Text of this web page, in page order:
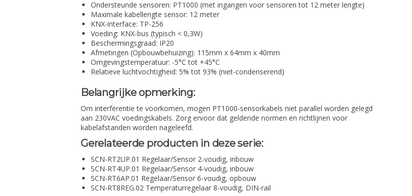
Ondersteunde sensoren: PT1000 (met ingangen voor sensoren tot 12 meter lengte)
Maximale kabellengte sensor: 12 meter
KNX-interface: TP-256
Voeding: KNX-bus (typisch < 0,3W)
Beschermingsgraad: IP20
Afmetingen (Opbouwbehuizing): 115mm x 64mm x 40mm
Omgevingstemperatuur: -5°C tot +45°C
Relatieve luchtvochtigheid: 5% tot 93% (niet-condenserend)
Belangrijke opmerking:
Om interferentie te voorkomen, mogen PT1000-sensorkabels niet parallel worden gelegd
aan 230VAC voedingskabels. Zorg ervoor dat geldende normen en richtlijnen voor
kabelafstanden worden nageleefd.
Gerelateerde producten in deze serie:
SCN-RT2UP.01 Regelaar/Sensor 2-voudig, inbouw
SCN-RT4UP.01 Regelaar/Sensor 4-voudig, inbouw
SCN-RT6AP.01 Regelaar/Sensor 6-voudig, opbouw
SCN-RT8REG.02 Temperaturregelaar 8-voudig, DIN-rail